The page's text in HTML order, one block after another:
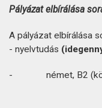
Pályázat elbírálása
A pályázat elbírálása
- nyelvtudás
- német, B2